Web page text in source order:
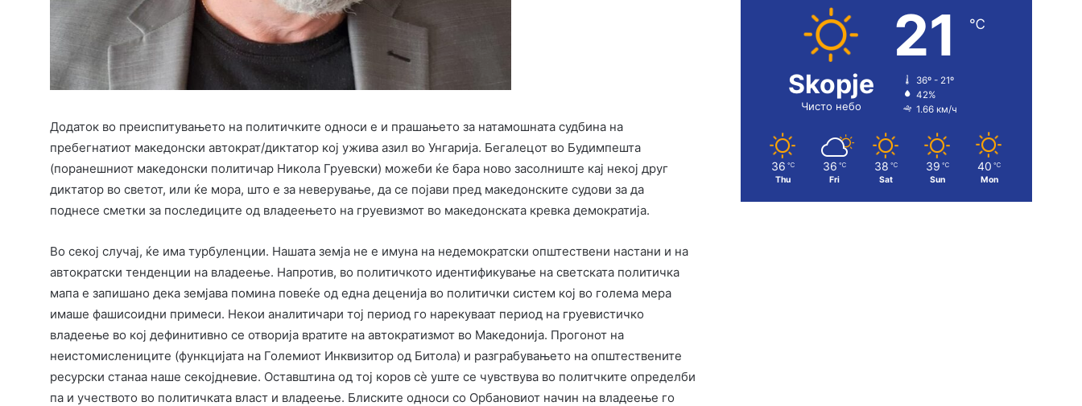
Додаток во преиспитувањето на политичките односи е и прашањето за натамошната судбина на
пребегнатиот македонски автократ/диктатор кој ужива азил во Унгарија. Бегалецот во Будимпешта
(поранешниот македонски политичар Никола Груевски) можеби ќе бара ново засолниште кај некој друг
диктатор во светот, или ќе мора, што е за неверување, да се појави пред македонските судови за да
поднесе сметки за последиците од владеењето на груевизмот во македонската кревка демократија.
Во секој случај, ќе има турбуленции. Нашата земја не е имуна на недемократски општествени настани и на
автократски тенденции на владеење. Напротив, во политичкото идентификување на светската политичка
мапа е запишано дека земјава помина повеќе од една деценија во политички систем кој во голема мера
имаше фашисоидни примеси. Некои аналитичари тој период го нарекуваат период на груевистичко
владеење во кој дефинитивно се отворија вратите на автократизмот во Македонија. Прогонот на
неистомислениците (функцијата на Големиот Инквизитор од Битола) и разграбувањето на општествените
ресурски станаа наше секојдневие. Оставштина од тој коров сè уште се чувствува во политчките определби
па и учеството во политичката власт и владеење. Блиските односи со Орбановиот начин на владеење го
Skopje
Чисто небо
21 ℃
36º - 21º
42%
1.66 км/ч
36 ℃
Thu
36 ℃
Fri
38 ℃
Sat
39 ℃
Sun
40 ℃
Mon